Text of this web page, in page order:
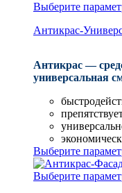
Выберите
Антикрас-
Антикрас —
универсальная
Выберите
Выберите